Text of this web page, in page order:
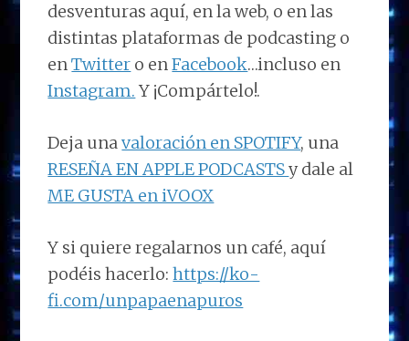
desventuras aquí, en la web, o en las
distintas plataformas de podcasting o
enTwitter o enFacebook…incluso en
Instagram. Y ¡Compártelo!.
Deja unavaloración en SPOTIFY, una
RESEÑA EN APPLE PODCASTSy dale al
ME GUSTA en iVOOX
Y si quiere regalarnos un café, aquí
podéis hacerlo:https://ko-
fi.com/unpapaenapuros